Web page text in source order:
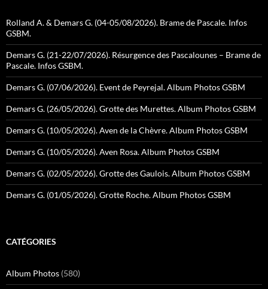
Rolland A. & Demars G. (04-05/08/2026). Brame de Pascale. Infos
GSBM.
Demars G. (21-22/07/2026). Résurgence des Pascalounes – Brame de
Pascale. Infos GSBM.
Demars G. (07/06/2026). Event de Peyrejal. Album Photos GSBM
Demars G. (26/05/2026). Grotte des Murettes. Album Photos GSBM
Demars G. (10/05/2026). Aven de la Chèvre. Album Photos GSBM
Demars G. (10/05/2026). Aven Rosa. Album Photos GSBM
Demars G. (02/05/2026). Grotte des Gaulois. Album Photos GSBM
Demars G. (01/05/2026). Grotte Roche. Album Photos GSBM
CATÉGORIES
Album Photos (580)